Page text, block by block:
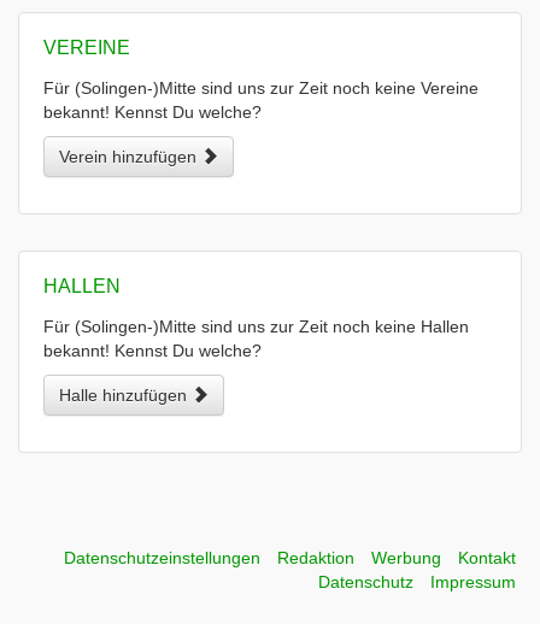
VEREINE
Für (Solingen-)Mitte sind uns zur Zeit noch keine Vereine
bekannt! Kennst Du welche?
Verein hinzufügen
HALLEN
Für (Solingen-)Mitte sind uns zur Zeit noch keine Hallen
bekannt! Kennst Du welche?
Halle hinzufügen
Datenschutzeinstellungen Redaktion Werbung
Kontakt
Datenschutz
Impressum